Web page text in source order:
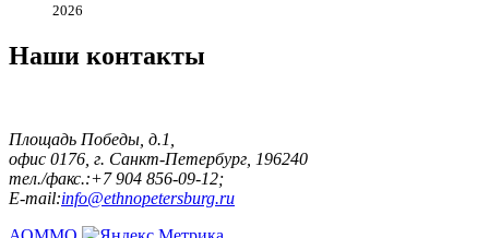
2026
Наши контакты
Площадь Победы, д.1,
офис 0176, г. Санкт-Петербург, 196240
тел./факс.:+7 904 856-09-12;
E-mail:info@ethnopetersburg.ru